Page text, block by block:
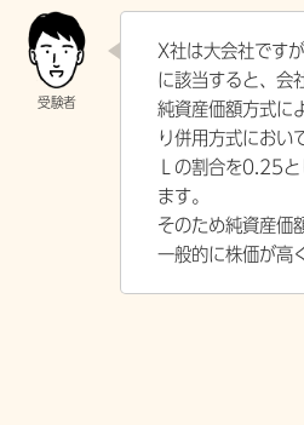
X社は大会社です
に該当すると、会
純資産価額方式に
り併用方式におい
Ｌの割合を0.25と
ます。
そのため純資産価
一般的に株価が高